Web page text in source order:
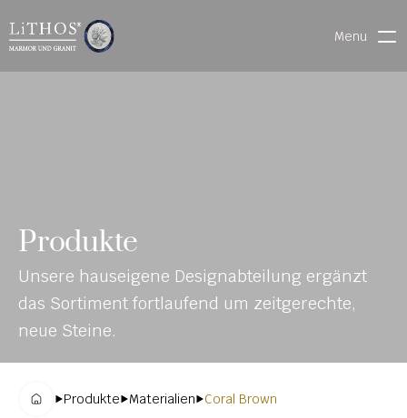
Menu
INE-
KAT
ALO
G
MATERIALIEN
STEINMETZFINDER
3D-KONFIGURATOR
DOWNLOADS
DENKMALE
MAGRADO
Produkte
Unsere hauseigene Designabteilung ergänzt
das Sortiment fortlaufend um zeitgerechte,
neue Steine.
Produkte Materialien Coral Brown